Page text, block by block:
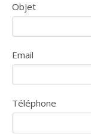
Objet
Email
Téléphone